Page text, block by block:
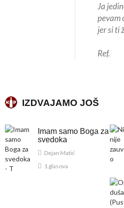
Ja
pevam
jer si ti
Ref.
IZDVAJAMO JOŠ
Imam samo Boga za
svedoka
Dejan Matić
1 glasova